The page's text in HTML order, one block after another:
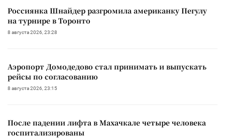
Россиянка Шнайдер разгромила американку Пегулу
на турнире в Торонто
8 августа 2026, 23:28
Аэропорт Домодедово стал принимать и выпускать
рейсы по согласованию
8 августа 2026, 23:15
После падении лифта в Махачкале четыре человека
госпитализированы